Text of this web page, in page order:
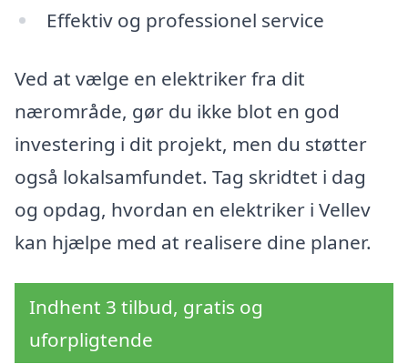
Effektiv og professionel service
Ved at vælge en elektriker fra dit
nærområde, gør du ikke blot en god
investering i dit projekt, men du støtter
også lokalsamfundet. Tag skridtet i dag
og opdag, hvordan en elektriker i Vellev
kan hjælpe med at realisere dine planer.
Indhent 3 tilbud, gratis og
uforpligtende